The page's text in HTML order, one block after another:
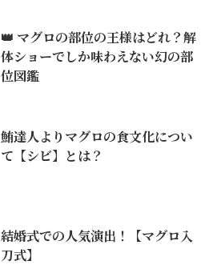
👑 マグロの部位の王様はどれ？解
体ショーでしか味わえない幻の部
位図鑑
鮪達人よりマグロの食文化につい
て【シビ】とは？
結婚式での人気演出！【マグロ入
刀式】